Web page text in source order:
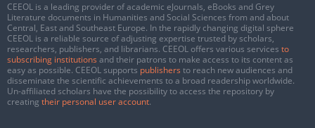
CEEOL is a leading provider of academic eJournals, eBooks and Grey
Literature documents in Humanities and Social Sciences from and about
Central, East and Southeast Europe. In the rapidly changing digital sphere
CEEOL is a reliable source of adjusting expertise trusted by scholars,
researchers, publishers, and librarians. CEEOL offers various services to
subscribing institutions and their patrons to make access to its content as
easy as possible. CEEOL supports publishers to reach new audiences and
disseminate the scientific achievements to a broad readership worldwide.
Un-affiliated scholars have the possibility to access the repository by
creating their personal user account.